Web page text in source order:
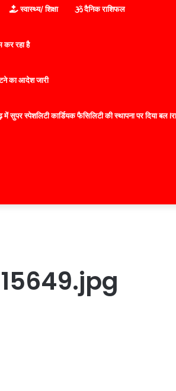
स्वास्थ्य/ शिक्षा दैनिक राशिफल
कर रहा है
का आदेश जारी
सुपर स्पेशलिटी कार्डियक फैसिलिटी की स्थापना पर दिया